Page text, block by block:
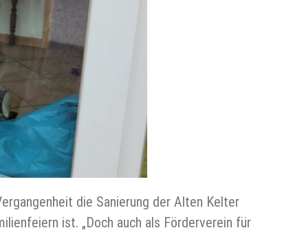
die Sanierung der Alten Kelter
ist. „Doch auch als Förderverein für